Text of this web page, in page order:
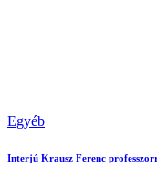
Egyéb
Interjú Krausz Ferenc